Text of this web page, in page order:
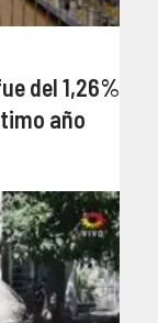
del 1,26%
año​